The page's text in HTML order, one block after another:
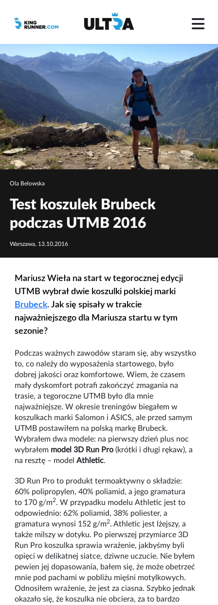
Ola Belowska
Test koszulek Brubeck
podczas UTMB 2016
Warszawa, 13.10.2016
Mariusz Wieła na start w tegorocznej edycji
UTMB wybrał dwie koszulki polskiej marki
Brubeck. Jak się spisały w trakcie
najważniejszego dla Mariusza startu w tym
sezonie?
Podczas ważnych zawodów staram się, aby wszystko
to, co należy do wyposażenia startowego, było
dobrej jakości oraz komfortowe. Wiem, że czasem
mały dyskomfort potrafi zakończyć zmagania na
trasie, a tegoroczne UTMB było dla mnie
najważniejsze. W okresie treningów biegałem w
koszulkach marki Salomon i ASICS, ale przed samym
UTMB postawiłem na polską markę Brubeck.
Wybrałem dwa modele: na pierwszy dzień plus noc
wybrałem model 3D Run Pro (krótki i długi rękaw), a
na resztę – model Athletic.
3D Run Pro to produkt termoaktywny o składzie:
60% polipropylen, 40% poliamid, a jego gramatura
to 170 g/m2. W przypadku modelu Athletic jest to
odpowiednio: 62% poliamid, 38% poliester, a
gramatura wynosi 152 g/m2. Athletic jest lżejszy, a
także milszy w dotyku. Po pierwszej przymiarce 3D
Run Pro koszulka sprawia wrażenie, jakbyśmy byli
opięci w delikatnej siatce, dziwne uczucie. Nie byłem
pewien jej dopasowania, bałem się, że może obetrzeć
mnie pod pachami w pobliżu mięśni motylkowych.
Odnosiłem wrażenie, że jest za ciasna. Szybko jednak
okazało się, że koszulka nie obciera, za to bardzo